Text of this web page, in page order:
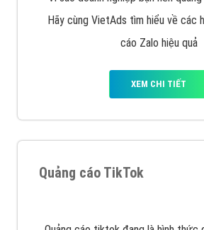
Thiết kế Website
Hà Nội là rất khó cho khách hàng.